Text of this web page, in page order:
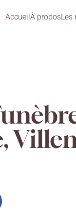
AccueilÀ proposLes